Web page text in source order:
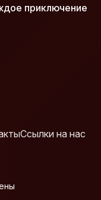
приключение
Ссылки на нас